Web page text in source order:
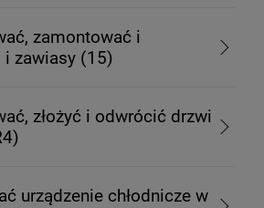
zamontować i
zawiasy (15)
złożyć i odwrócić drzwi
urządzenie chłodnicze w